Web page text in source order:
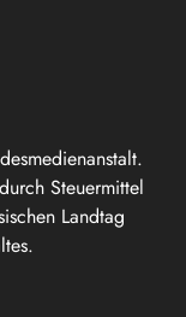
Steuermittel
Landtag